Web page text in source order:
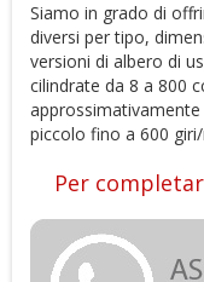
Siamo in grado di
diversi per tipo,
versioni di albero di
cilindrate da 8 a 800
piccolo fino a 600
Per